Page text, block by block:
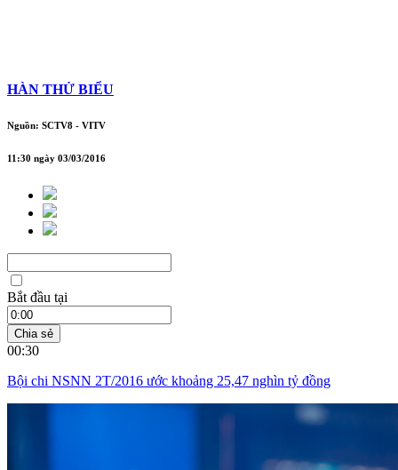
HÀN THỬ BIỂU
Nguồn: SCTV8 - VITV
11:30 ngày 03/03/2016
Bắt đầu tại
Chia sẻ
00:30
Bội chi NSNN 2T/2016 ước khoảng 25,47 nghìn tỷ đồng